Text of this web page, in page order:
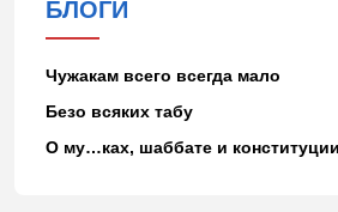
БЛОГИ
Чужакам всего всегда мало
Безо всяких табу
О му…ках, шаббате и